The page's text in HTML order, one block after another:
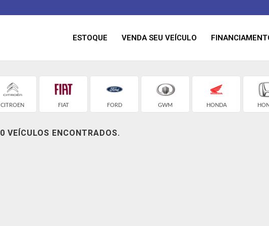
ESTOQUE VENDA SEU VEÍCULO
CITROEN FIAT FORD GWM HONDA
0 VEÍCULOS ENCONTRADOS.